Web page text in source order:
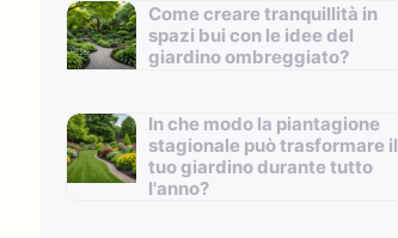
Come creare tranquillità in
spazi bui con le idee del
giardino ombreggiato?
In che modo la piantagione
stagionale può trasformare il
tuo giardino durante tutto
l'anno?